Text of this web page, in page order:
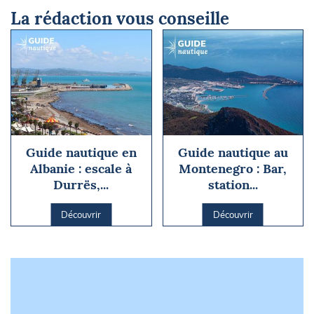
La rédaction vous conseille
Guide nautique en
Albanie : escale à
Durrës,...
Découvrir
Guide nautique au
Montenegro : Bar,
station...
Découvrir